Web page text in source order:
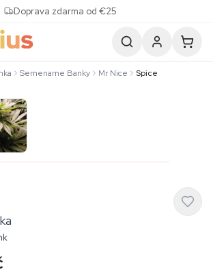
Doprava zdarma od €25
Semenarne Banky Mr Nice Spice